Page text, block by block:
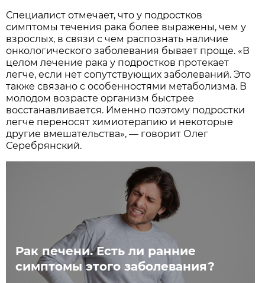
Специалист отмечает, что у подростков
симптомы течения рака более выражены, чем у
взрослых, в связи с чем распознать наличие
онкологического заболевания бывает проще. «В
целом лечение рака у подростков протекает
легче, если нет сопутствующих заболеваний. Это
также связано с особенностями метаболизма. В
молодом возрасте организм быстрее
восстанавливается. Именно поэтому подростки
легче переносят химиотерапию и некоторые
другие вмешательства», — говорит Олег
Серебрянский.
Рак печени. Есть ли ранние
симптомы этого заболевания?